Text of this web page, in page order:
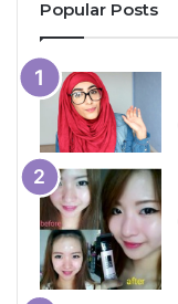
Popular Posts